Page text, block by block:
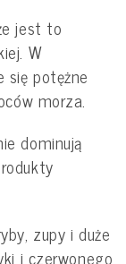
jest to
W
się potężne
morza.
dominują
zupy i duże
i czerwonego